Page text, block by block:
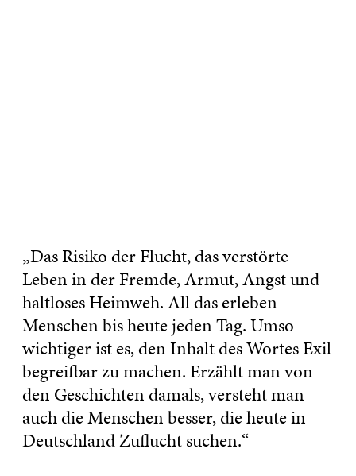
„Das Risiko der Flucht, das verstörte
Leben in der Fremde, Armut, Angst und
haltloses Heimweh. All das erleben
Menschen bis heute jeden Tag. Umso
wichtiger ist es, den Inhalt des Wortes Exil
begreifbar zu machen. Erzählt man von
den Geschichten damals, versteht man
auch die Menschen besser, die heute in
Deutschland Zuflucht suchen.“